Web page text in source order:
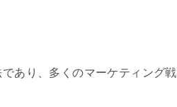
あり、多くのマーケティング戦